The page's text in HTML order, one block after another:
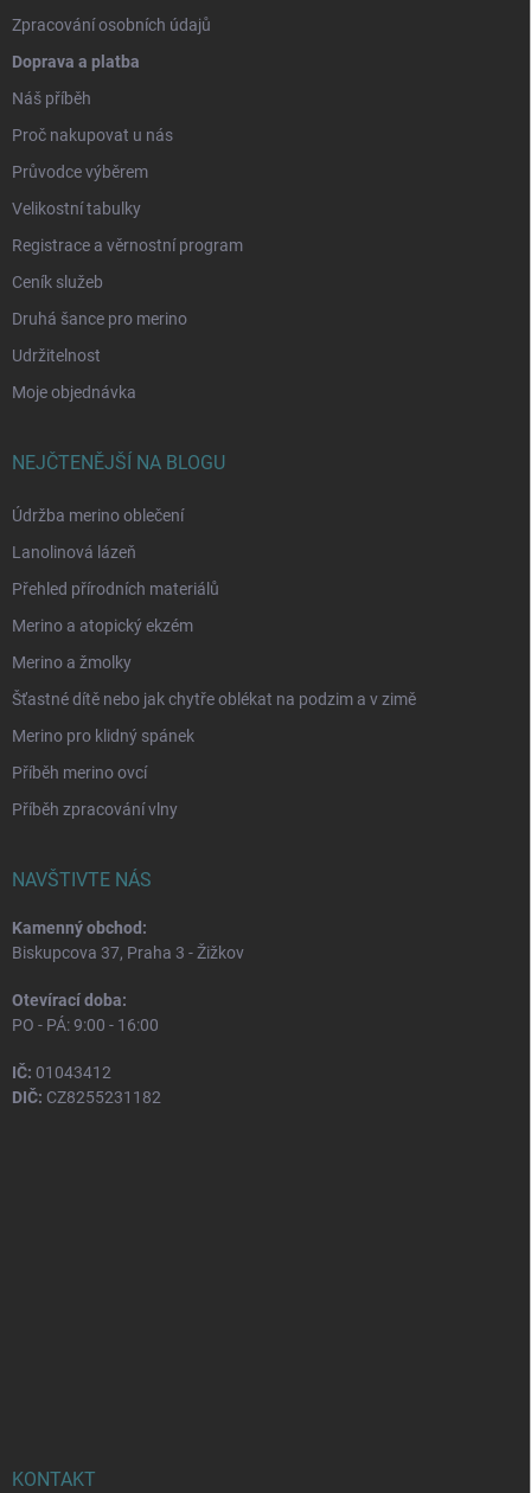
Zpracování osobních údajů
Doprava a platba
Náš příběh
Proč nakupovat u nás
Průvodce výběrem
Velikostní tabulky
Registrace a věrnostní program
Ceník služeb
Druhá šance pro merino
Udržitelnost
Moje objednávka
NEJČTENĚJŠÍ NA BLOGU
Údržba merino oblečení
Lanolinová lázeň
Přehled přírodních materiálů
Merino a atopický ekzém
Merino a žmolky
Šťastné dítě nebo jak chytře oblékat na podzim a v zimě
Merino pro klidný spánek
Příběh merino ovcí
Příběh zpracování vlny
NAVŠTIVTE NÁS
Kamenný obchod:
Biskupcova 37, Praha 3 - Žižkov
Otevírací doba:
PO - PÁ: 9:00 - 16:00
IČ: 01043412
DIČ: CZ8255231182
KONTAKT